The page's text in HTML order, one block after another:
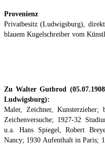
Provenienz
Privatbesitz (Ludwigsburg),
blauem Kugelschreiber vom
Zu Walter Gutbrod
Ludwigsburg):
Maler, Zeichner, Kunsterzieher;
Zeichenversuche; 1927-32
u.a. Hans Spiegel, Robert
Nancy; 1930 Aufenthalt in Paris;